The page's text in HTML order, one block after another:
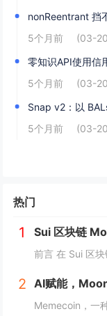
nonReentrant 挡
5个月前
(03-
零知识API使用信
5个月前
(03-
Snap v2：以
5个月前
(03-
热门
1 Sui 区块链
2 AI赋能，